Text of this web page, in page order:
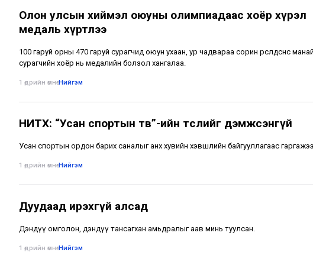
Олон улсын хиймэл оюуны олимпиадаас хоёр хүрэл
медаль хүртлээ
100 гаруй орны 470 гаруй сурагчид оюун ухаан, ур чадвараа сорин өрсөлдсөнөөс манай
сурагчийн хоёр нь медалийн болзол хангалаа.
1 өдрийн өмнө•Нийгэм
НИТХ: “Усан спортын төв”-ийн төслийг дэмжсэнгүй
Усан спортын ордон барих саналыг анх хувийн хэвшлийн байгууллагаас гаргажээ.
1 өдрийн өмнө•Нийгэм
Дуудаад ирэхгүй алсад
Дэндүү омголон, дэндүү тансагхан амьдралыг аав минь туулсан.
1 өдрийн өмнө•Нийгэм